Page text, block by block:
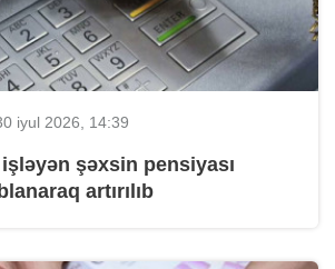
iyul 2026, 14:39
şəxsin pensiyası
artırılıb